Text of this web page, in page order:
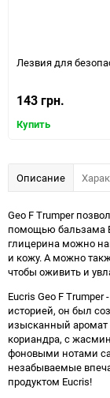
Лезвия для
143 грн.
Купить
Описание
Geo F Trumper
помощью бальзама
глицерина можно
и кожу. А можно
чтобы оживить и
Eucris Geo F
историей, он был
изысканный
кориандра, с
фоновыми нотами
незабываемые
продуктом Eucris!